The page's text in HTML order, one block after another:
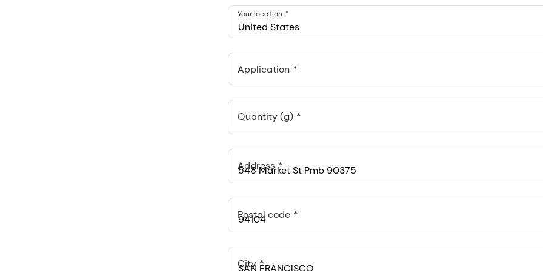
United States
Your location
Application
Quantity (g)
Address
Postal code
City